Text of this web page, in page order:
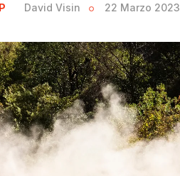
David Visin 22 Marzo 2023